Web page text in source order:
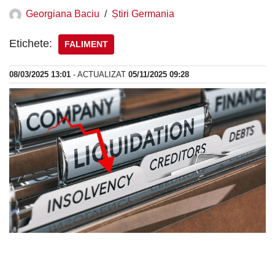
Georgiana Baciu Știri Germania
Etichete: FALIMENT
08/03/2025 13:01 - ACTUALIZAT 05/11/2025 09:28